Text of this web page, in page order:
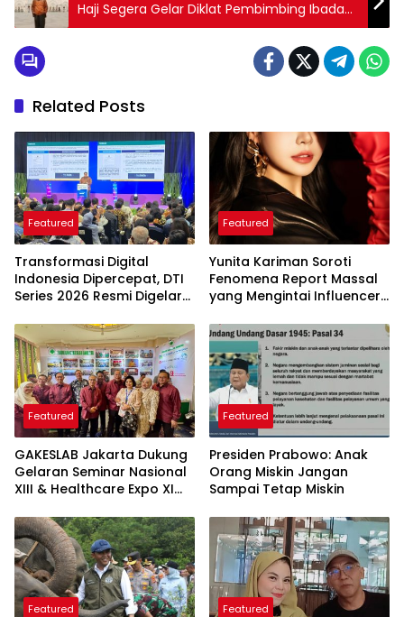
Haji Segera Gelar Diklat Pembimbing Ibadah
Haji untuk Regenerasi Pembimbing
Related Posts
Featured
Transformasi Digital
Indonesia Dipercepat, DTI
Series 2026 Resmi Digelar
Featured
Yunita Kariman Soroti
Fenomena Report Massal
yang Mengintai Influencer,
yang Perlu Diketahui
Featured
GAKESLAB Jakarta Dukung
Gelaran Seminar Nasional
XIII & Healthcare Expo XI
Featured
Presiden Prabowo: Anak
Orang Miskin Jangan
Sampai Tetap Miskin
Featured Featured